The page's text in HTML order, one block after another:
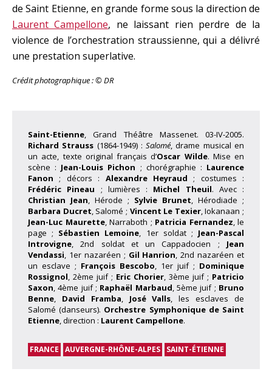
de Saint Etienne, en grande forme sous la direction de
Laurent Campellone, ne laissant rien perdre de la
violence de l’orchestration straussienne, qui a délivré
une prestation superlative.
Crédit photographique : © DR
Saint-Etienne, Grand Théâtre Massenet. 03-IV-2005.
Richard Strauss (1864-1949) :Salomé, drame musical en
un acte, texte original français d’Oscar Wilde. Mise en
scène : Jean-Louis Pichon ; chorégraphie : Laurence
Fanon ; décors : Alexandre Heyraud ; costumes :
Frédéric Pineau ; lumières : Michel Theuil. Avec :
Christian Jean, Hérode ; Sylvie Brunet, Hérodiade ;
Barbara Ducret, Salomé ; Vincent Le Texier, Iokanaan ;
Jean-Luc Maurette, Narraboth ; Patricia Fernandez, le
page ; Sébastien Lemoine, 1er soldat ; Jean-Pascal
Introvigne, 2nd soldat et un Cappadocien ; Jean
Vendassi, 1er nazaréen ; Gil Hanrion, 2nd nazaréen et
un esclave ; François Bescobo, 1er juif ; Dominique
Rossignol, 2ème juif ; Eric Chorier, 3ème juif ; Patricio
Saxon, 4ème juif ; Raphaël Marbaud, 5ème juif ; Bruno
Benne, David Framba, José Valls, les esclaves de
Salomé (danseurs). Orchestre Symphonique de Saint
Etienne, direction : Laurent Campellone.
FRANCE AUVERGNE-RHÔNE-ALPES SAINT-ÉTIENNE